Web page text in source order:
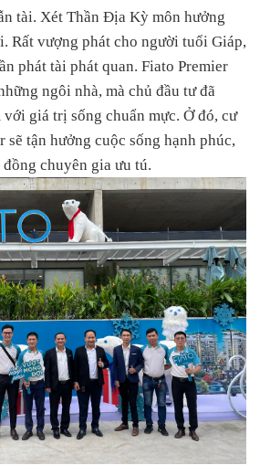
tài. Xét Thần Địa Kỳ môn hưởng
Rất vượng phát cho người tuổi Giáp,
phát tài phát quan. Fiato Premier
ngôi nhà, mà chủ đầu tư đã
giá trị sống chuẩn mực. Ở đó, cư
sẽ tận hưởng cuộc sống hạnh phúc,
chuyên gia ưu tú.